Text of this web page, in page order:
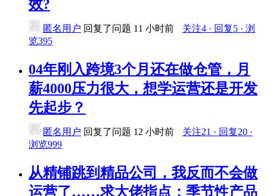
效?
匿名用户 回复了问题 11 小时前
关注4 · 回复5 · 浏
览395
04年刚入跨境3个月还在做仓管，月
薪4000压力很大，想学运营还是开发
先起步？
匿名用户 回复了问题 12 小时前
关注21 · 回复20 ·
浏览999
从精铺跳到精品公司，我反而不会做
运营了……求大佬指点：季节性产品